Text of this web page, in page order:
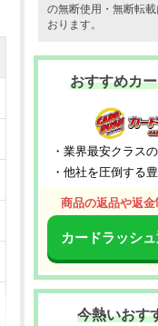
の無断使用・無断転
おります。
おすすめカ
・業界最安クラス
・他社を圧倒する
商品の返品や返
カードラッシ
今熱いおす